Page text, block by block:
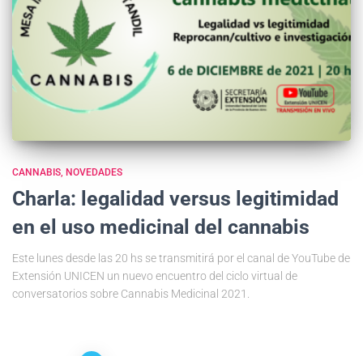
CANNABIS NOVEDADES
Charla: legalidad versus legitimidad
en el uso medicinal del cannabis
Este lunes desde las 20 hs se transmitirá por el canal de YouTube de
Extensión UNICEN un nuevo encuentro del ciclo virtual de
conversatorios sobre Cannabis Medicinal 2021.